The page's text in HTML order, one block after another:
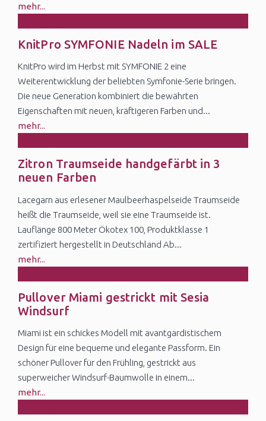
mehr...
27
KnitPro SYMFONIE Nadeln im SALE
KnitPro wird im Herbst mit SYMFONIE 2 eine
Weiterentwicklung der beliebten Symfonie-Serie bringen.
Die neue Generation kombiniert die bewährten
Eigenschaften mit neuen, kräftigeren Farben und...
mehr...
15
Apr
Zitron Traumseide handgefärbt in 3
neuen Farben
Lacegarn aus erlesener Maulbeerhaspelseide Traumseide
heißt die Traumseide, weil sie eine Traumseide ist.
Lauflänge 800 Meter Ökotex 100, Produktklasse 1
zertifiziert hergestellt in Deutschland Ab...
mehr...
27
Feb
Pullover Miami gestrickt mit Sesia
Windsurf
Miami ist ein schickes Modell mit avantgardistischem
Design für eine bequeme und elegante Passform. Ein
schöner Pullover für den Frühling, gestrickt aus
superweicher Windsurf-Baumwolle in einem...
mehr...